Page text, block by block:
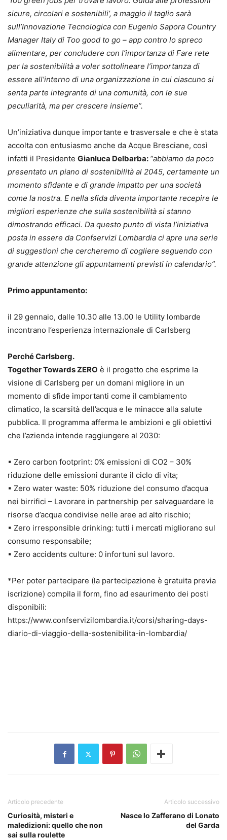
sicure, circolari e sostenibili’, a maggio il taglio sarà
sull’Innovazione Tecnologica con Eugenio Sapora Country
Manager Italy di Too good to go – app contro lo spreco
alimentare, per concludere con l’importanza di Fare rete
per la sostenibilità a voler sottolineare l’importanza di
essere all’interno di una organizzazione in cui ciascuno si
senta parte integrante di una comunità, con le sue
peculiarità, ma per crescere insieme”.
Un’iniziativa dunque importante e trasversale e che è stata
accolta con entusiasmo anche da Acque Bresciane, così
infatti il Presidente Gianluca Delbarba: “abbiamo da poco
presentato un piano di sostenibilità al 2045, certamente un
momento sfidante e di grande impatto per una società
come la nostra. E nella sfida diventa importante recepire le
migliori esperienze che sulla sostenibilità si stanno
dimostrando efficaci. Da questo punto di vista l’iniziativa
posta in essere da Confservizi Lombardia ci apre una serie
di suggestioni che cercheremo di cogliere seguendo con
grande attenzione gli appuntamenti previsti in calendario”.
Primo appuntamento:
il 29 gennaio, dalle 10.30 alle 13.00 le Utility lombarde
incontrano l’esperienza internazionale di Carlsberg
Perché Carlsberg.
Together Towards ZERO è il progetto che esprime la
visione di Carlsberg per un domani migliore in un
momento di sfide importanti come il cambiamento
climatico, la scarsità dell’acqua e le minacce alla salute
pubblica. Il programma afferma le ambizioni e gli obiettivi
che l’azienda intende raggiungere al 2030:
▪ Zero carbon footprint: 0% emissioni di CO2 – 30%
riduzione delle emissioni durante il ciclo di vita;
▪ Zero water waste: 50% riduzione del consumo d’acqua
nei birrifici – Lavorare in partnership per salvaguardare le
risorse d’acqua condivise nelle aree ad alto rischio;
▪ Zero irresponsible drinking: tutti i mercati migliorano sul
consumo responsabile;
▪ Zero accidents culture: 0 infortuni sul lavoro.
*Per poter partecipare (la partecipazione è gratuita previa
iscrizione) compila il form, fino ad esaurimento dei posti
disponibili:
https://www.confservizilombardia.it/corsi/sharing-days-
diario-di-viaggio-della-sostenibilita-in-lombardia/
Articolo precedente
Curiosità, misteri e
maledizioni: quello che non
sai sulla roulette
Articolo successivo
Nasce lo Zafferano di Lonato
del Garda